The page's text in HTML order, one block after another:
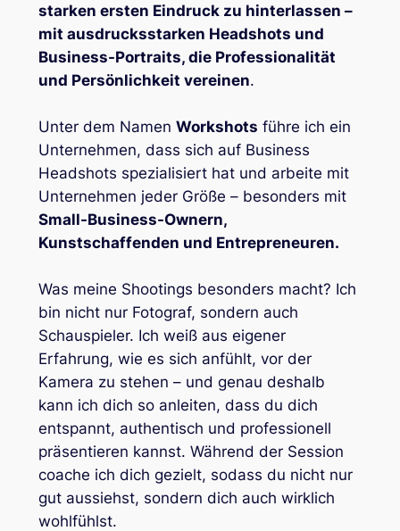
starken ersten Eindruck zu hinterlassen –
mit ausdrucksstarken Headshots und
Business-Portraits, die Professionalität
und Persönlichkeit vereinen.
Unter dem Namen Workshots führe ich ein
Unternehmen, dass sich auf Business
Headshots spezialisiert hat und arbeite mit
Unternehmen jeder Größe – besonders mit
Small-Business-Ownern,
Kunstschaffenden und Entrepreneuren.
Was meine Shootings besonders macht? Ich
bin nicht nur Fotograf, sondern auch
Schauspieler. Ich weiß aus eigener
Erfahrung, wie es sich anfühlt, vor der
Kamera zu stehen – und genau deshalb
kann ich dich so anleiten, dass du dich
entspannt, authentisch und professionell
präsentieren kannst. Während der Session
coache ich dich gezielt, sodass du nicht nur
gut aussiehst, sondern dich auch wirklich
wohlfühlst.